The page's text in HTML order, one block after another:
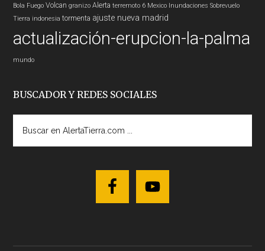
Bola Fuego Volcan granizo Alerta terremoto 6 Mexico Inundaciones Sobrevuelo
Tierra indonesia tormenta ajuste nueva madrid
actualización-erupcion-la-palma
mundo
BUSCADOR Y REDES SOCIALES
AlertaTierra.com